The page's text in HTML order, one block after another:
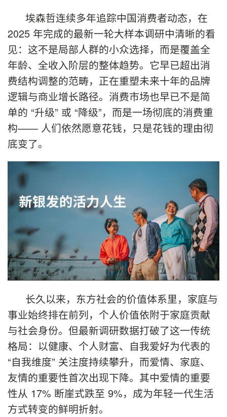
埃森哲连续多年追踪中国消费者动态，在
2025 年完成的最新一轮大样本调研中清晰的看
见：这不是局部人群的小众选择，而是覆盖全
年龄、全收入阶层的整体趋势。它早已超出消
费结构调整的范畴，正在重塑未来十年的品牌
逻辑与商业增长路径。消费市场也早已不是简
单的 “升级” 或 “降级”，而是一场彻底的消费重
构—— 人们依然愿意花钱，只是花钱的理由彻
底变了。
长久以来，东方社会的价值体系里，家庭与
事业始终排在前列，个人价值依附于家庭贡献
与社会身份。但最新调研数据打破了这一传统
格局：以健康、个人财富、自我爱好为代表的
“自我维度” 关注度持续攀升，而爱情、家庭、
友情的重要性首次出现下降。其中爱情的重要
性从 17% 断崖式跌至 9%，成为年轻一代生活
方式转变的鲜明折射。